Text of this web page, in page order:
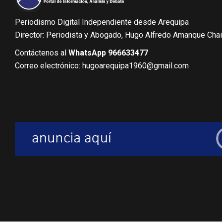
Periodismo Digital Independiente desde Arequipa
Director: Periodista y Abogado, Hugo Alfredo Amanque
Contáctenos al WhatsApp 966633477
Correo electrónico: hugoarequipa1960@gmail.com